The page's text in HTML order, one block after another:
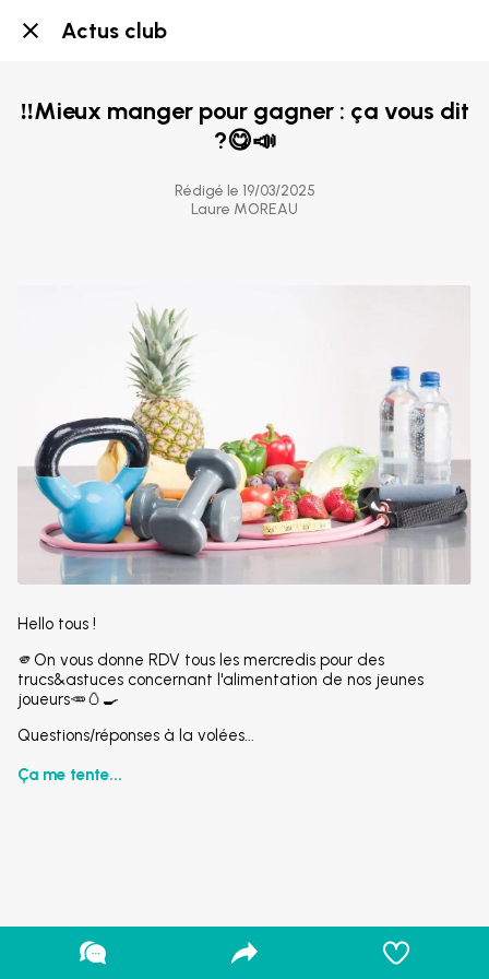
Actus club
‼️Mieux manger pour gagner : ça vous dit
?😋📣
Rédigé le 19/03/2025
Laure MOREAU
Hello tous !
🫵On vous donne RDV tous les mercredis pour des
trucs&astuces concernant l'alimentation de nos jeunes
joueurs🥕🥚🍳
Questions/réponses à la volées...
Ça me tente...